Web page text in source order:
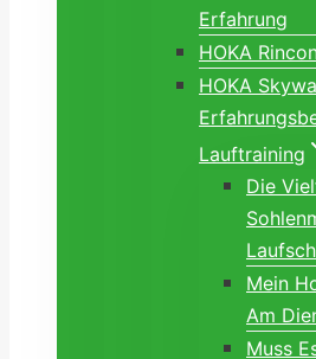
Erfahrung
HOKA
HOKA
Lauftraining
Die
Mein
Am
Muss